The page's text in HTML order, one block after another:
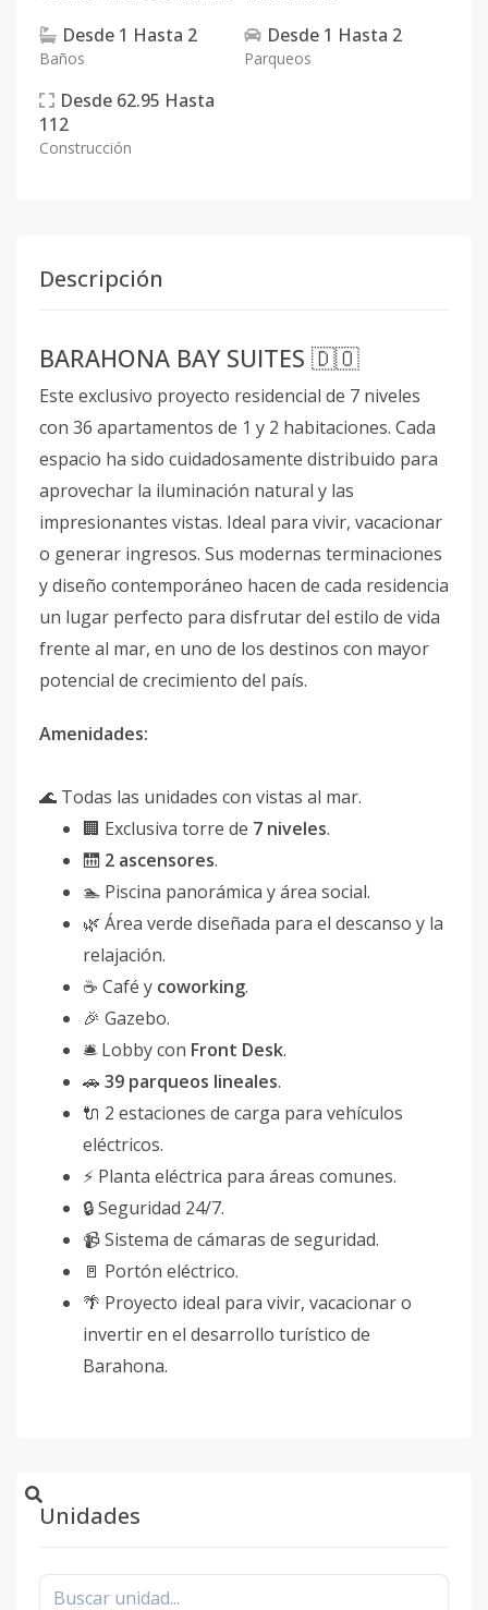
Desde 1 Hasta 2
Baños
Desde 1 Hasta 2
Parqueos
Desde 62.95 Hasta
112
Construcción
Descripción
BARAHONA BAY SUITES 🇩🇴
Este exclusivo proyecto residencial de 7 niveles
con 36 apartamentos de 1 y 2 habitaciones. Cada
espacio ha sido cuidadosamente distribuido para
aprovechar la iluminación natural y las
impresionantes vistas. Ideal para vivir, vacacionar
o generar ingresos. Sus modernas terminaciones
y diseño contemporáneo hacen de cada residencia
un lugar perfecto para disfrutar del estilo de vida
frente al mar, en uno de los destinos con mayor
potencial de crecimiento del país.
Amenidades:
🌊 Todas las unidades con vistas al mar.
🏢 Exclusiva torre de 7 niveles.
🛗 2 ascensores.
🏊 Piscina panorámica y área social.
🌿 Área verde diseñada para el descanso y la
relajación.
☕ Café y coworking.
🎉 Gazebo.
🛎️ Lobby con Front Desk.
🚗 39 parqueos lineales.
🔌 2 estaciones de carga para vehículos
eléctricos.
⚡ Planta eléctrica para áreas comunes.
🔒 Seguridad 24/7.
📹 Sistema de cámaras de seguridad.
🚪 Portón eléctrico.
🌴 Proyecto ideal para vivir, vacacionar o
invertir en el desarrollo turístico de
Barahona.
Unidades